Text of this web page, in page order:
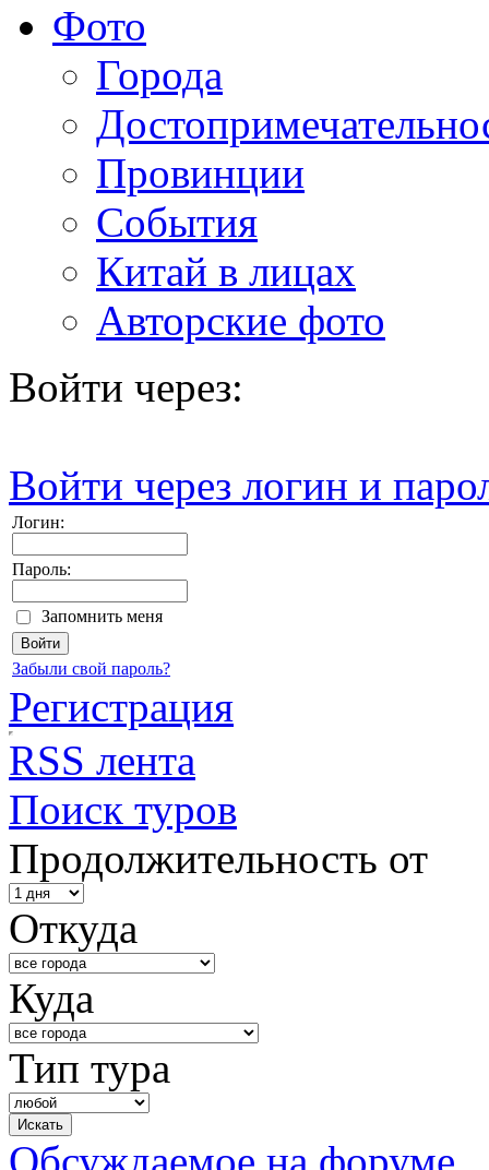
Фото
Города
Провинции
События
Китай в лицах
Авторские фото
Войти через:
Войти через логин и
Логин:
Пароль:
Запомнить меня
Забыли свой пароль?
Регистрация
RSS лента
Поиск туров
Продолжительность от
Откуда
Куда
Тип тура
Обсуждаемое на форуме